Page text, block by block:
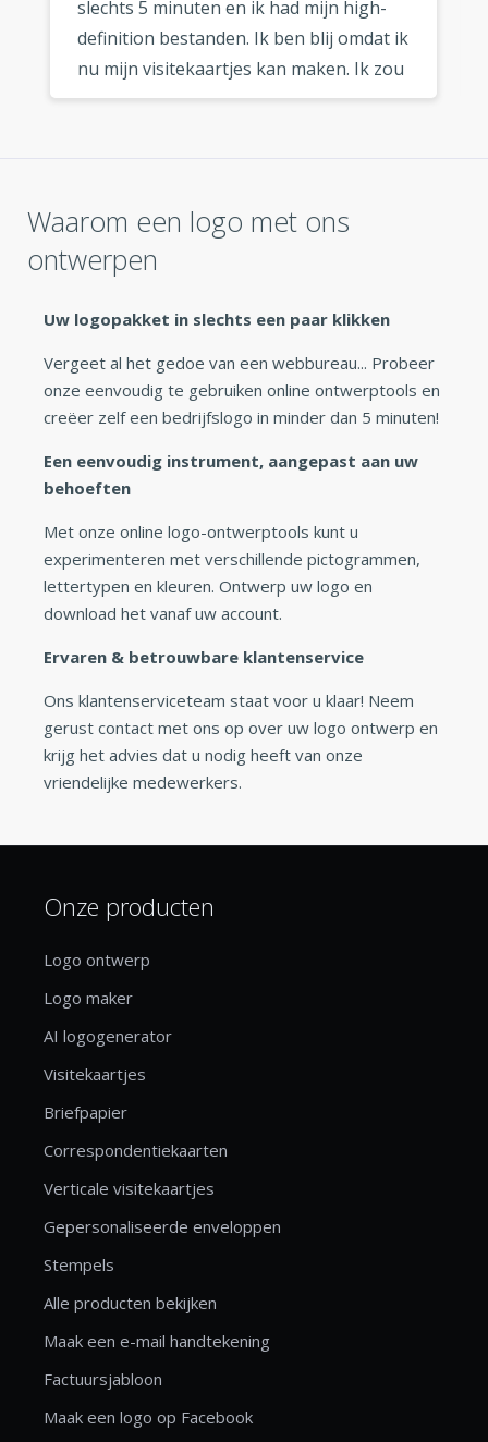
slechts 5 minuten en ik had mijn high-
definition bestanden. Ik ben blij omdat ik
nu mijn visitekaartjes kan maken. Ik zou
deze logo maker zeker aanraden aan
Waarom een logo met ons
ontwerpen
Uw logopakket in slechts een paar klikken
Vergeet al het gedoe van een webbureau... Probeer
onze eenvoudig te gebruiken online ontwerptools en
creëer zelf een bedrijfslogo in minder dan 5 minuten!
Een eenvoudig instrument, aangepast aan uw
behoeften
Met onze online logo-ontwerptools kunt u
experimenteren met verschillende pictogrammen,
lettertypen en kleuren. Ontwerp uw logo en
download het vanaf uw account.
Ervaren & betrouwbare klantenservice
Ons klantenserviceteam staat voor u klaar! Neem
gerust contact met ons op over uw logo ontwerp en
krijg het advies dat u nodig heeft van onze
vriendelijke medewerkers.
Onze producten
Logo ontwerp
Logo maker
AI logogenerator
Visitekaartjes
Briefpapier
Correspondentiekaarten
Verticale visitekaartjes
Gepersonaliseerde enveloppen
Stempels
Alle producten bekijken
Maak een e-mail handtekening
Factuursjabloon
Maak een logo op Facebook